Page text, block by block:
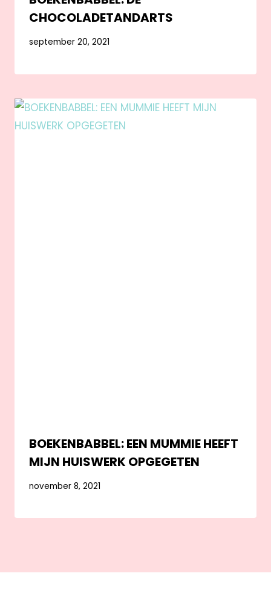
CHOCOLADETANDARTS
september 20, 2021
BOEKENBABBEL: EEN MUMMIE HEEFT
MIJN HUISWERK OPGEGETEN
november 8, 2021